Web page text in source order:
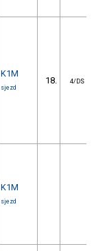
K1M
sjezd
18. 4/DS
K1M
sjezd